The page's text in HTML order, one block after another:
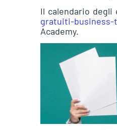
Il calendario
gratuiti-business-
Academy.